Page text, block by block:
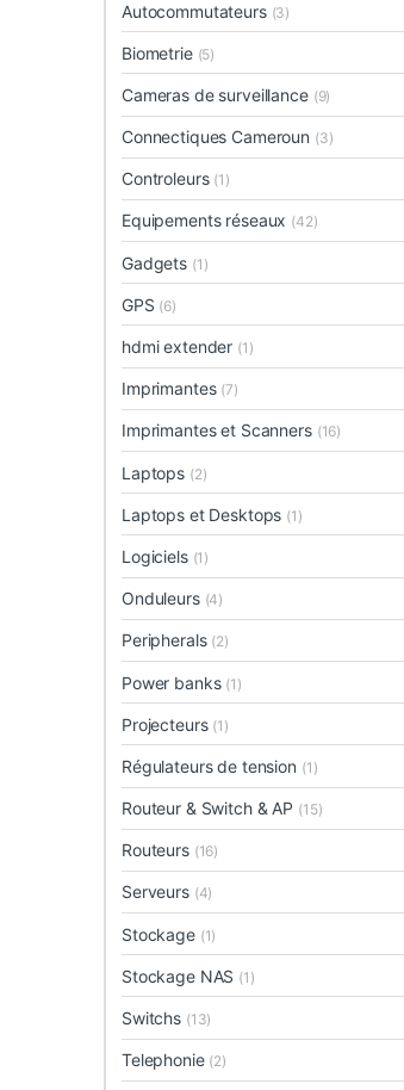
Autocommutateurs (3)
Biometrie (5)
Cameras de surveillance (9)
Connectiques Cameroun (3)
Controleurs (1)
Equipements réseaux (42)
Gadgets (1)
GPS (6)
hdmi extender (1)
Imprimantes (7)
Imprimantes et Scanners (16)
Laptops (2)
Laptops et Desktops (1)
Logiciels (1)
Onduleurs (4)
Peripherals (2)
Power banks (1)
Projecteurs (1)
Régulateurs de tension (1)
Routeur & Switch & AP (15)
Routeurs (16)
Serveurs (4)
Stockage (1)
Stockage NAS (1)
Switchs (13)
Telephonie (2)